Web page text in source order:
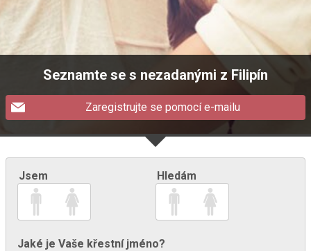
Seznamte se s nezadanými z Filipín
Zaregistrujte se pomocí e-mailu
Jsem Hledám
Jaké je Vaše křestní jméno?